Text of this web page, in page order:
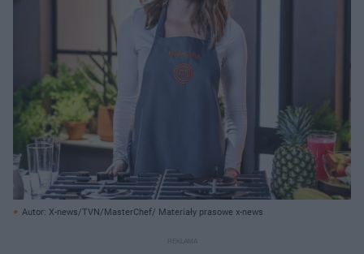
Autor: X-news/TVN/MasterChef/ Materiały prasowe x-news